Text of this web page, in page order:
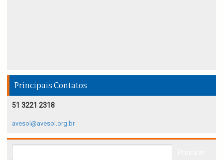
Principais Contatos
51 3221 2318
avesol@avesol.org.br